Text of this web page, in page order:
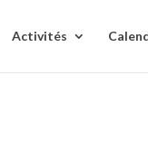
Activités